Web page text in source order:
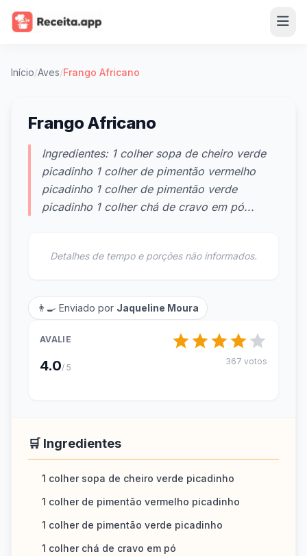
Início/Aves/Frango Africano
Frango Africano
Ingredientes: 1 colher sopa de cheiro verde
picadinho 1 colher de pimentão vermelho
picadinho 1 colher de pimentão verde
picadinho 1 colher chá de cravo em pó...
Detalhes de tempo e porções não informados.
👨‍🍳 Enviado por Jaqueline Moura
AVALIE
4.0/ 5
367 votos
🛒 Ingredientes
1 colher sopa de cheiro verde picadinho
1 colher de pimentão vermelho picadinho
1 colher de pimentão verde picadinho
1 colher chá de cravo em pó